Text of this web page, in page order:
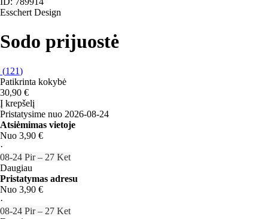
Esschert Design
Sodo prijuostė
(121)
Patikrinta kokybė
30,90 €
Į krepšelį
Pristatysime nuo 2026‑08‑24
Atsiėmimas vietoje
Nuo 3,90 €
·
08‑24 Pir – 27 Ket
Daugiau
Pristatymas adresu
Nuo 3,90 €
·
08‑24 Pir – 27 Ket